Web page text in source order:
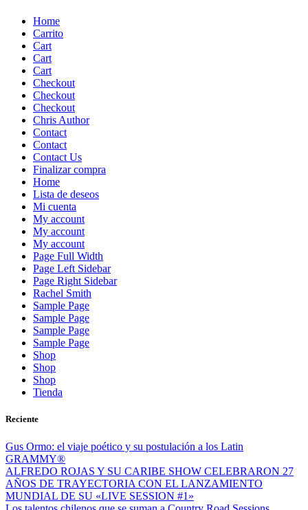
Skip
content
Home
Carrito
Cart
Cart
Cart
Checkout
Checkout
Checkout
Chris Author
Contact
Contact
Contact Us
Finalizar compra
Home
Lista de deseos
Mi cuenta
My account
My account
My account
Page Full Width
Page Left Sidebar
Page Right Sidebar
Rachel Smith
Sample Page
Sample Page
Sample Page
Sample Page
Shop
Shop
Shop
Tienda
Reciente
Gus Ormo: el viaje poético y su postulación a los Latin
GRAMMY®
ALFREDO ROJAS Y SU CARIBE SHOW CELEBRARON 27
AÑOS DE TRAYECTORIA CON EL LANZAMIENTO
MUNDIAL DE SU «LIVE SESSION #1»